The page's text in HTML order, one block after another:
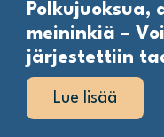
Polkujuoksua,
meininkiä –
järjestettiin
Lue lisää